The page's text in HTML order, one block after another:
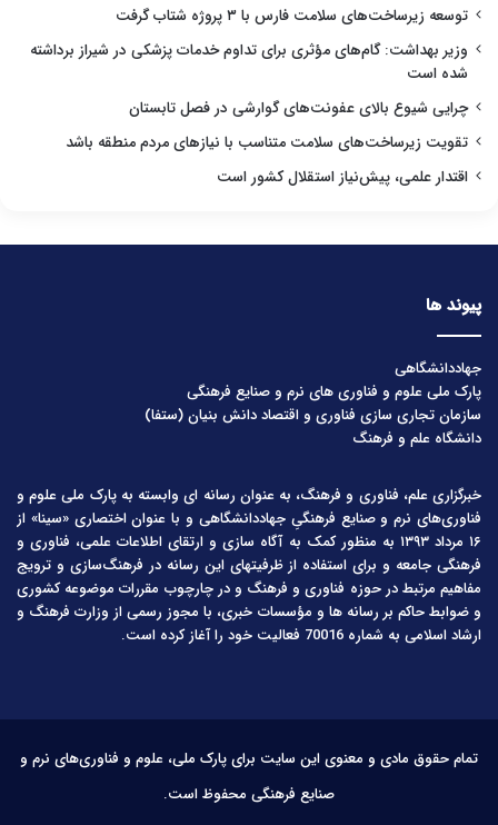
توسعه زیرساخت‌های سلامت فارس با ۳ پروژه شتاب گرفت
وزیر بهداشت: گام‌های مؤثری برای تداوم خدمات پزشکی در شیراز برداشته
شده است
چرایی شیوع بالای عفونت‌های گوارشی در فصل تابستان
تقویت زیرساخت‌های سلامت متناسب با نیازهای مردم منطقه باشد
اقتدار علمی، پیش‌نیاز استقلال کشور است
پیوند ها
جهاددانشگاهی
پارک ملی علوم و فناوری های نرم و صنایع فرهنگی
سازمان تجاری سازی فناوری و اقتصاد دانش بنیان (ستفا)
دانشگاه علم و فرهنگ
خبرگزاری علم، فناوری و فرهنگ، به عنوان رسانه ای وابسته به پارک ملی علوم و
فناوری‌های نرم و صنایع فرهنگیِ جهاددانشگاهی و با عنوان اختصاری «سینا» از
۱۶ مرداد ۱۳۹۳ به منظور کمک به آگاه سازی و ارتقای اطلاعات علمی، فناوری و
فرهنگی جامعه و برای استفاده از ظرفیتهای این رسانه در فرهنگ‌سازی و ترویج
مفاهیم مرتبط در حوزه فناوری و فرهنگ و در چارچوب مقررات موضوعه کشوری
و ضوابط حاکم بر رسانه ها و مؤسسات خبری، با مجوز رسمی از وزارت فرهنگ و
ارشاد اسلامی به شماره 70016 فعالیت خود را آغاز کرده است.
تمام حقوق مادی و معنوی این سایت برای پارک ملی، علوم و فناوری‌های نرم و
صنایع فرهنگی محفوظ است.